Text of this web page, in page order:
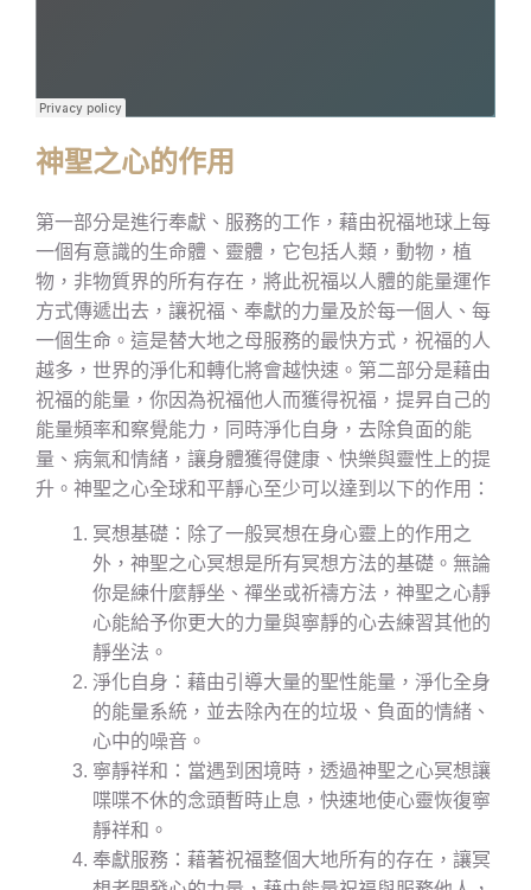
神聖之心的作用
第一部分是進行奉獻、服務的工作，藉由祝福地球上每
一個有意識的生命體、靈體，它包括人類，動物，植
物，非物質界的所有存在，將此祝福以人體的能量運作
方式傳遞出去，讓祝福、奉獻的力量及於每一個人、每
一個生命。這是替大地之母服務的最快方式，祝福的人
越多，世界的淨化和轉化將會越快速。第二部分是藉由
祝福的能量，你因為祝福他人而獲得祝福，提昇自己的
能量頻率和察覺能力，同時淨化自身，去除負面的能
量、病氣和情緒，讓身體獲得健康、快樂與靈性上的提
升。神聖之心全球和平靜心至少可以達到以下的作用：
冥想基礎：除了一般冥想在身心靈上的作用之
外，神聖之心冥想是所有冥想方法的基礎。無論
你是練什麼靜坐、禪坐或祈禱方法，神聖之心靜
心能給予你更大的力量與寧靜的心去練習其他的
靜坐法。
淨化自身：藉由引導大量的聖性能量，淨化全身
的能量系統，並去除內在的垃圾、負面的情緒、
心中的噪音。
寧靜祥和：當遇到困境時，透過神聖之心冥想讓
喋喋不休的念頭暫時止息，快速地使心靈恢復寧
靜祥和。
奉獻服務：藉著祝福整個大地所有的存在，讓冥